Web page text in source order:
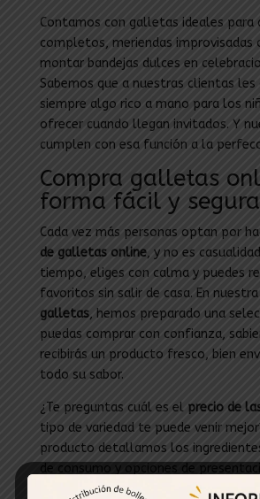
Contamos con galletas ideales para
completos, meriendas improvisadas
montar bandejas dulces en
Sabemos que a nuestras clientas
siempre algo rico a mano para los
ofrecer cuando llegan invitados. Y
cumplen con esa función a la
Compra galletas
forma fácil y segura
Cada vez más personas optan por
de galletas online, y no es
tiempo, eliges con calma y puedes
favoritos sin salir de casa. En nuestra
galletas, hemos preparado una
puedas comprar con confianza,
recibirás un producto fresco, bien
todo su sabor.
¿Te preguntas cuál es el precio de
tipo de variedad te puede venir
producto detallamos los
de consumo y opciones de
elegir exactamente lo que necesitas,